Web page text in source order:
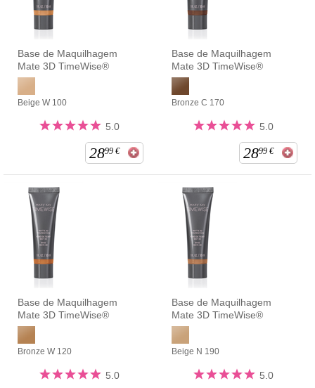
Base de Maquilhagem
Mate 3D TimeWise®
Beige W 100
5.0
2899 €
Base de Maquilhagem
Mate 3D TimeWise®
Bronze C 170
5.0
2899 €
Base de Maquilhagem
Mate 3D TimeWise®
Bronze W 120
5.0
Base de Maquilhagem
Mate 3D TimeWise®
Beige N 190
5.0